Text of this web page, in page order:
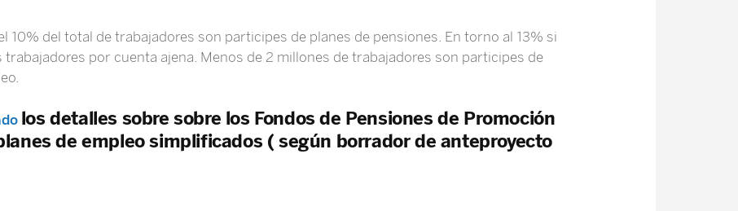
10% del total de trabajadores son participes de planes de pensiones. En torno al 13% si
por cuenta ajena. Menos de 2 millones de trabajadores son participes de
los detalles sobre sobre los Fondos de Pensiones de Promoción
de empleo simplificados ( según borrador de anteproyecto